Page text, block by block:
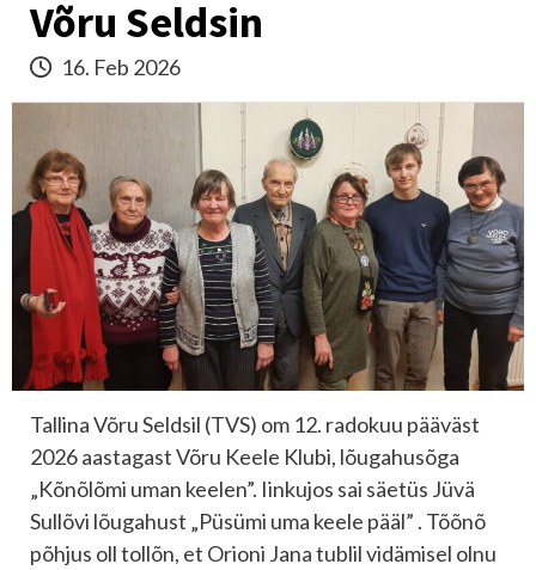
Võru Seldsin
16. Feb 2026
Tallina Võru Seldsil (TVS) om 12. radokuu pääväst
2026 aastagast Võru Keele Klubi, lõugahusõga
„Kõnõlõmi uman keelen”. Iinkujos sai säetüs Jüvä
Sullõvi lõugahust „Püsümi uma keele pääl” . Tõõnõ
põhjus oll tollõn, et Orioni Jana tublil vidämisel olnu